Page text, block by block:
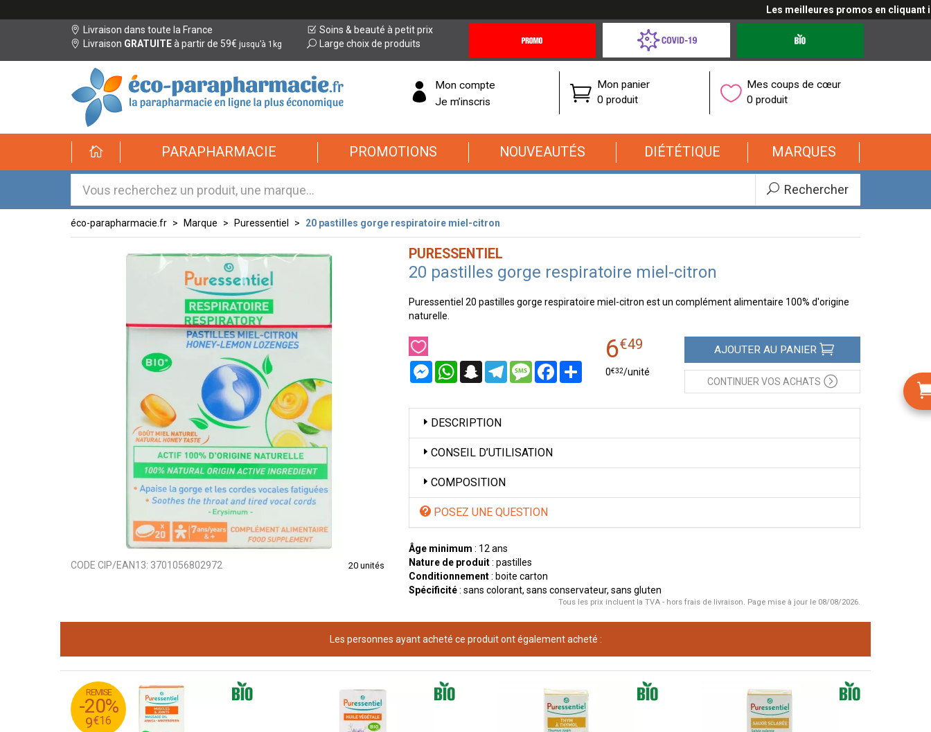
Les meilleures promos en cliquant ici
Livraison dans toute la France
Livraison GRATUITEà partir de 59€ jusqu’à 1kg
Soins & beauté à petit prix
Large choix de produits
Offres
Coronavirus
éco-
parapharmacie.fr
éco-
parapharmacie.fr
Mon compte
Je m’inscris
Mon panier
0 produit
Mes coups de cœur
0 produit
PARAPHARMACIE PROMOTIONS NOUVEAUTÉS DIÉTÉTIQUE MARQUES
Rechercher
éco-parapharmacie.fr Marque Puressentiel 20 pastilles gorge respiratoire miel-citron
CODE CIP/EAN13: 3701056802972 20 unités
PURESSENTIEL
20 pastilles gorge respiratoire miel-citron
Puressentiel 20 pastilles gorge respiratoire miel-citron est un complément alimentaire 100% d'origine
naturelle.
MessengerWhatsAppSnapchatTelegramMessageFacebookPartager
6€49
0€32/unité
AJOUTER AU PANIER
CONTINUER VOS ACHATS
DESCRIPTION
CONSEIL D’UTILISATION
COMPOSITION
POSEZ UNE QUESTION
Âge minimum : 12 ans
Nature de produit: pastilles
Conditionnement: boite carton
Spécificité: sans colorant, sans conservateur, sans gluten
Tous les prix incluent la TVA - hors frais de livraison. Page mise à jour le 08/08/2026.
Les personnes ayant acheté ce produit ont également acheté :
REMISE
-20%
9€16
11
€
45
9
€
16